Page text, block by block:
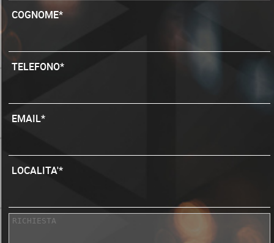
COGNOME*
TELEFONO*
EMAIL*
LOCALITA'*